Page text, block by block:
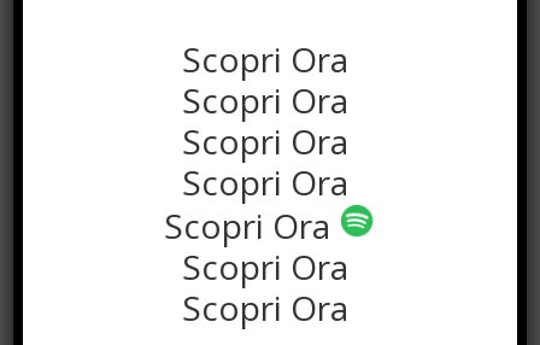
Scopri Ora
Scopri Ora
Scopri Ora
Scopri Ora
Scopri Ora
Scopri Ora
Scopri Ora